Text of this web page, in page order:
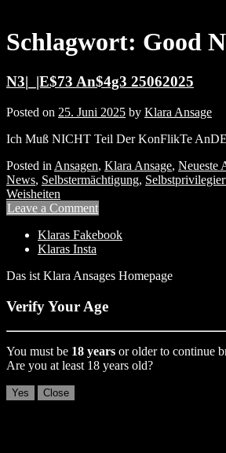
Schlagwort: Good
N3|_|E$73 An$4g3 25062025
Posted on 25. Juni 2025 by Klara Ansage
Ich Muß NICHT Teil Der KonFlikTe
Posted in Ansagen, Klara Ansage, Neueste
News, Selbstermächtigung,
Weisheiten
Leave a Comment
Klaras Fakebook
Klaras Insta
Das ist Klara Ansages Homepage
Verify Your Age
You must be 18 years or older to continue
Are you at least 18 years old?
Yes Close